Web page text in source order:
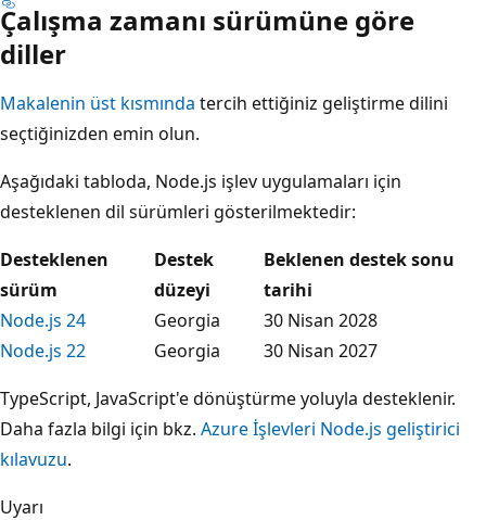
Çalışma zamanı sürümüne göre
diller
Makalenin üst kısmında tercih ettiğiniz geliştirme dilini
seçtiğinizden emin olun.
Aşağıdaki tabloda, Node.js işlev uygulamaları için
desteklenen dil sürümleri gösterilmektedir:
Desteklenen
sürüm
Destek
düzeyi
Beklenen destek sonu
tarihi
Node.js 24
Georgia
30 Nisan 2028
Node.js 22
Georgia
30 Nisan 2027
TypeScript, JavaScript'e dönüştürme yoluyla desteklenir.
Daha fazla bilgi için bkz. Azure İşlevleri Node.js geliştirici
kılavuzu.
Uyarı